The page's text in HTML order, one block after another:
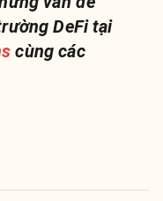
DeFi tại
cùng các